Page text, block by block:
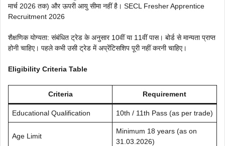
मार्च 2026 तक) और ऊपरी आयु सीमा नहीं है। SECL Fresher Apprentice
Recruitment 2026
शैक्षणिक योग्यता: संबंधित ट्रेड के अनुसार 10वीं या 11वीं पास। बोर्ड से मान्यता प्राप्त
होनी चाहिए। पहले कभी उसी ट्रेड में अप्रेंटिसशिप पूरी नहीं करनी चाहिए।
Eligibility Criteria Table
Criteria Requirement
Educational Qualification 10th / 11th Pass (as per trade)
Age Limit
Minimum 18 years (as on
31.03.2026)